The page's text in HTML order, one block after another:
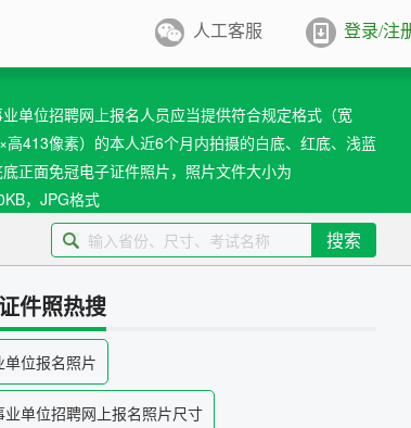
系统
片采集系统
系统
采集系统
至5寸/6寸相纸，
尺寸
照/身份证/毕业证
人工客服 登录/注
单位招聘网上报名人员应当提供符合规定格式（宽
高413像素）的本人近6个月内拍摄的白底、红底、浅蓝
正面免冠电子证件照片，照片文件大小为
，JPG格式
搜索
件照热搜
单位报名照片
业单位招聘网上报名照片尺寸